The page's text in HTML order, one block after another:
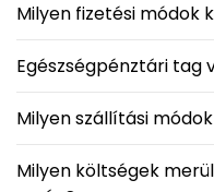
Milyen fizetési módok
Egészségpénztári tag
Milyen szállítási
Milyen költségek